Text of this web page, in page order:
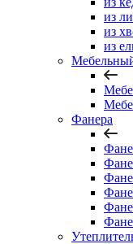
из
из
из
Фанера